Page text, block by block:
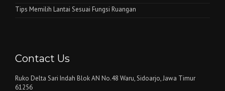
Tips Memilih Lantai Sesuai Fungsi Ruangan
Contact Us
Ruko Delta Sari Indah Blok AN No.48 Waru, Sidoarjo, Jawa Timur
61256